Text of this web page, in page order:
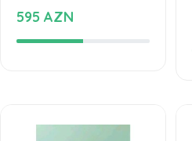
595 AZN